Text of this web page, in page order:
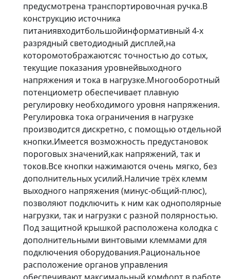
предусмотрена транспортировочная ручка.В
конструкцию источника
питаниявходитбольшойинформативный 4-х
разрядный светодиодный дисплей,на
которомотображаютсяс точностью до сотых,
текущие показания уровнейвыходного
напряжения и тока в нагрузке.Многооборотный
потенциометр обеспечивает плавную
регулировку необходимого уровня напряжения.
Регулировка тока ограничения в нагрузке
производится дискретно, с помощью отдельной
кнопки.Имеется возможность предустановок
пороговых значений,как напряжений, так и
токов.Все кнопки нажимаются очень мягко, без
дополнительных усилий.Наличие трёх клемм
выходного напряжения (минус-общий-плюс),
позволяют подключить к ним как однополярные
нагрузки, так и нагрузки с разной полярностью.
Под защитной крышкой расположена колодка с
дополнительными винтовыми клеммами для
подключения оборудования.Рациональное
расположение органов управления